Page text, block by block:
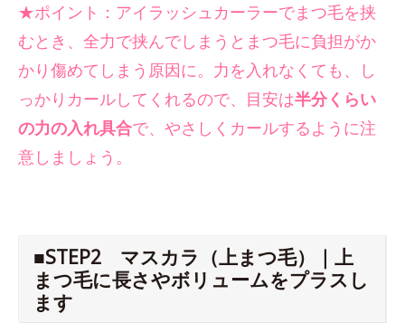
★ポイント：アイラッシュカーラーでまつ毛を挟
むとき、全力で挟んでしまうとまつ毛に負担がか
かり傷めてしまう原因に。力を入れなくても、し
っかりカールしてくれるので、目安は半分くらい
の力の入れ具合で、やさしくカールするように注
意しましょう。
■STEP2 マスカラ（上まつ毛）｜上
まつ毛に長さやボリュームをプラスし
ます